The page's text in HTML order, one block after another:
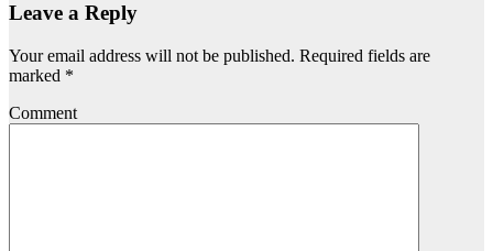
Leave a Reply
Your email address will not be published. Required fields are
marked *
Comment